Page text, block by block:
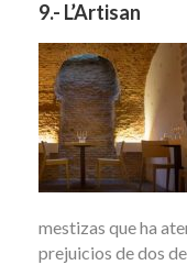
9.- L’Artisan
mestizas que ha
prejuicios de dos